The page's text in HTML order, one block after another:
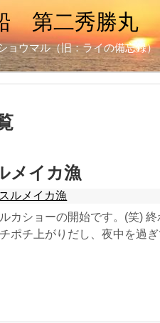
第二秀勝丸
ウマル（旧：ライの備忘録）
メイカ漁
スルメイカ漁
カショーの開始です。(笑)
ポチ上がりだし、夜中を過